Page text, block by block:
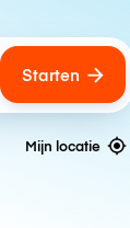
Starten
Mijn locatie